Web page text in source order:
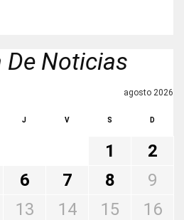
De Noticias
agosto 2026
J V S D
1
2
6 7 8
9
13 14 15
16